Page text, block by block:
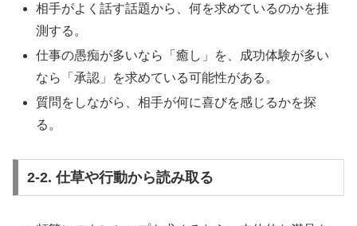
相手がよく話す話題から、何を求めているのかを推
測する。
仕事の愚痴が多いなら「癒し」を、成功体験が多い
なら「承認」を求めている可能性がある。
質問をしながら、相手が何に喜びを感じるかを探
る。
2-2. 仕草や行動から読み取る